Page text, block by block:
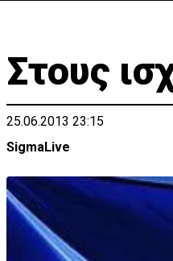
Στους
25.06.2013 23:15
SigmaLive